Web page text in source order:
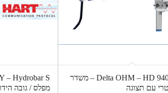
Delta OHM – HD 9408T series – משדר
עם תצוגה
מפלס / גובה